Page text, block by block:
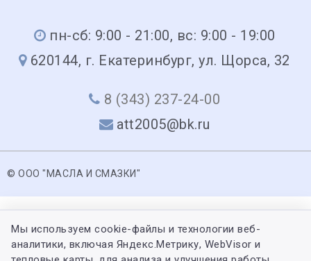
пн-сб: 9:00 - 21:00, вс: 9:00 - 19:00
620144, г. Екатеринбург, ул. Щорса, 32
8 (343) 237-24-00
att2005@bk.ru
© ООО "МАСЛА И СМАЗКИ"
Мы используем cookie-файлы и технологии веб-
аналитики, включая Яндекс.Метрику, WebVisor и